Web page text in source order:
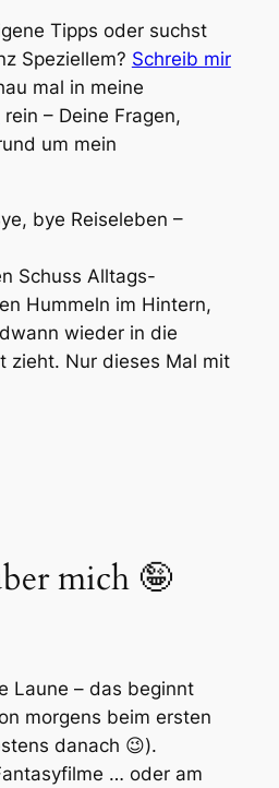
Tipps oder suchst
Speziellem? Schreib mir
mal in meine
rein – Deine Fragen,
um mein
bye Reiseleben –
Schuss Alltags-
Hummeln im Hintern,
wieder in die
zieht. Nur dieses Mal mit
mich 🤪
Laune – das beginnt
morgens beim ersten
danach 😉).
… oder am